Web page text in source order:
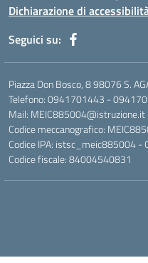
Dichiarazione di
Seguici su:
Piazza Don Bosco, 8 98076 S.
Telefono: 0941701443 -
Mail:
Codice meccanografico:
Codice IPA: istsc_meic885004 -
Codice fiscale: 84004540831